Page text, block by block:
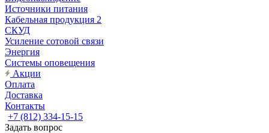
Источники питания
Кабельная продукция 2
СКУД
Усиление сотовой связи
Энергия
Системы оповещения
Акции
Оплата
Доставка
Контакты
+7 (812) 334-15-15
Задать вопрос